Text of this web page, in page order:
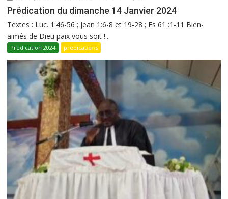
Prédication du dimanche 14 Janvier 2024
Textes : Luc. 1:46-56 ; Jean 1:6-8 et 19-28 ; Es 61 :1-11 Bien-
aimés de Dieu paix vous soit !...
Prédication 2024 prédications